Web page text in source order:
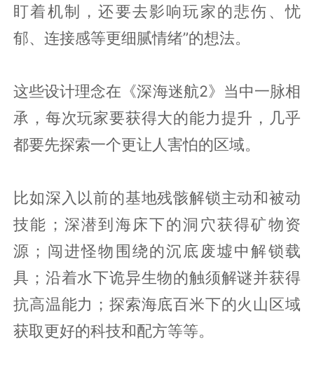
盯着机制，还要去影响玩家的悲伤、忧
郁、连接感等更细腻情绪”的想法。
这些设计理念在《深海迷航2》当中一脉相
承，每次玩家要获得大的能力提升，几乎
都要先探索一个更让人害怕的区域。
比如深入以前的基地残骸解锁主动和被动
技能；深潜到海床下的洞穴获得矿物资
源；闯进怪物围绕的沉底废墟中解锁载
具；沿着水下诡异生物的触须解谜并获得
抗高温能力；探索海底百米下的火山区域
获取更好的科技和配方等等。